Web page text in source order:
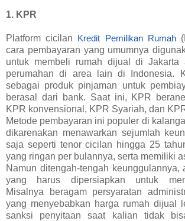
1. KPR
Platform cicilan Kredit Pemilikan Rumah
cara pembayaran yang umumnya
untuk membeli rumah dijual di Jakarta
perumahan di area lain di Indonesia.
sebagai produk pinjaman untuk
berasal dari bank. Saat ini, KPR
KPR konvensional, KPR Syariah, dan
Metode pembayaran ini populer di
dikarenakan menawarkan sejumlah
saja seperti tenor cicilan hingga 25
yang ringan per bulannya, serta memiliki
Namun ditengah-tengah keunggulannya,
yang harus dipersiapkan untuk
Misalnya beragam persyaratan
yang menyebabkan harga rumah dijual
sanksi penyitaan saat kalian tidak